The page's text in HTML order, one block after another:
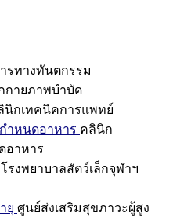
รทางทันตกรรม
กายภาพบำบัด
นิกเทคนิคการแพทย์
ำหนดอาหาร คลินิก
อาหาร
โรงพยาบาลสัตว์เล็กจุฬาฯ
ยุ ศูนย์ส่งเสริมสุขภาวะผู้สูง